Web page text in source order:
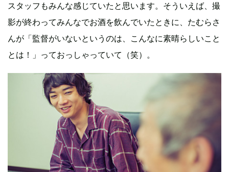
スタッフもみんな感じていたと思います。そういえば、撮
影が終わってみんなでお酒を飲んでいたときに、たむらさ
んが「監督がいないというのは、こんなに素晴らしいこと
とは！」っておっしゃっていて（笑）。